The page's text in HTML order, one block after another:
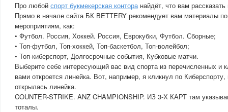
Про любой спорт букмекерская конторанайдёт, что вам
Прямо в начале сайта БК BETTERY рекомендует вам материалы
мероприятиям, как:
• Футбол. Россия, Хоккей. Россия, Еврокубки, Футбол. Сборные;
• Топ-футбол, Топ-хоккей, Топ-баскетбол, Топ-волейбол;
• Топ-киберспорт, Долгосрочные события, Кубковые матчи.
Выберите себе интересующий вас вид спорта из перечисленных и
вами откроется линейка. Вот, например, я кликнул по
открылась линейка.
COUNTER-STRIKE. ANZ CHAMPIONSHIP. ИЗ 3-Х КАРТ там
тоталы.